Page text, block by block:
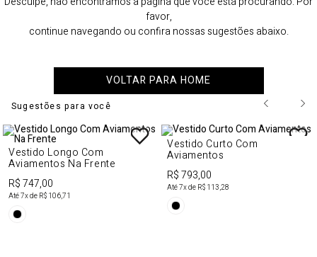
favor,
continue navegando ou confira nossas sugestões abaixo.
VOLTAR PARA HOME
Sugestões para você
Vestido Longo Com
Aviamentos Na Frente
R$ 747,00
Até7x de R$ 106,71
Vestido Curto Com
Aviamentos
R$ 793,00
Até7x de R$ 113,28